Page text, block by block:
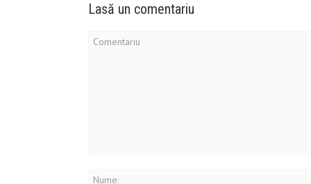
Lasă un comentariu